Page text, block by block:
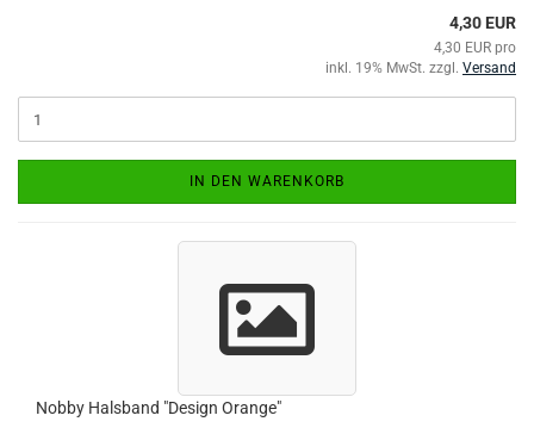
4,30 EUR
4,30 EUR pro
inkl. 19% MwSt. zzgl. Versand
IN DEN WARENKORB
Nobby Halsband "Design Orange"